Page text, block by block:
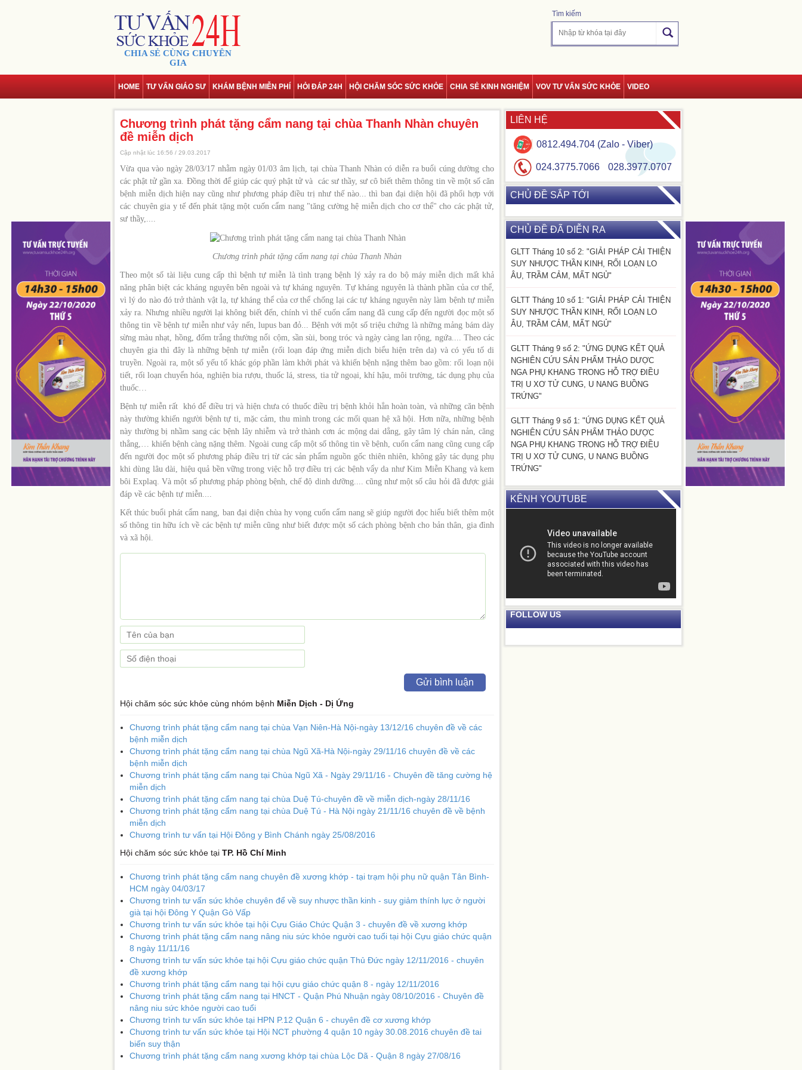
CHIA SẺ CÙNG CHUYÊN
GIA
Tìm kiếm
HOME TƯ VẤN GIÁO SƯ KHÁM BỆNH MIỄN PHÍ HỎI ĐÁP 24H HỘI CHĂM SÓC SỨC KHỎE CHIA SẺ KINH NGHIỆM VOV TƯ VẤN SỨC KHỎE VIDEO
Chương trình phát tặng cẩm nang tại chùa Thanh Nhàn chuyên
đề miễn dịch
Cập nhật lúc 16:56 / 29.03.2017
Vừa qua vào ngày 28/03/17 nhằm ngày 01/03 âm lịch, tại chùa Thanh Nhàn có diễn ra buổi cúng dường cho
các phật tử gần xa. Đồng thời để giúp các quý phật tử và các sư thầy, sư cô biết thêm thông tin về một số căn
bệnh miễn dịch hiện nay cũng như phương pháp điều trị như thế nào... thì ban đại diện hội đã phối hợp với
các chuyên gia y tế đến phát tặng một cuốn cẩm nang "tăng cường hệ miễn dịch cho cơ thể" cho các phật tử,
sư thầy,....
Chương trình phát tặng cẩm nang tại chùa Thanh Nhàn
Theo một số tài liệu cung cấp thì bệnh tự miễn là tình trạng bệnh lý xảy ra do bộ máy miễn dịch mất khả
năng phân biệt các kháng nguyên bên ngoài và tự kháng nguyên. Tự kháng nguyên là thành phần của cơ thể,
vì lý do nào đó trở thành vật lạ, tự kháng thể của cơ thể chống lại các tự kháng nguyên này làm bệnh tự miễn
xảy ra. Nhưng nhiều người lại không biết đến, chính vì thế cuốn cẩm nang đã cung cấp đến người đọc một số
thông tin về bệnh tự miễn như vảy nến, lupus ban đỏ... Bệnh với một số triệu chứng là những mảng bám dày
sừng màu nhạt, hồng, đốm trắng thường nổi cộm, sần sùi, bong tróc và ngày càng lan rộng, ngứa.... Theo các
chuyên gia thì đây là những bệnh tự miễn (rối loạn đáp ứng miễn dịch biểu hiện trên da) và có yếu tố di
truyền. Ngoài ra, một số yếu tố khác góp phần làm khởi phát và khiến bệnh nặng thêm bao gồm: rối loạn nội
tiết, rối loạn chuyển hóa, nghiện bia rượu, thuốc lá, stress, tia tử ngoại, khí hậu, môi trường, tác dụng phụ của
thuốc…
Bệnh tự miễn rất khó để điều trị và hiện chưa có thuốc điều trị bệnh khỏi hẳn hoàn toàn, và những căn bệnh
này thường khiến người bệnh tự ti, mặc cảm, thu mình trong các mối quan hệ xã hội. Hơn nữa, những bệnh
này thường bị nhầm sang các bệnh lây nhiễm và trở thành cơn ác mộng dai dẳng, gây tâm lý chán nản, căng
thẳng,… khiến bệnh càng nặng thêm. Ngoài cung cấp một số thông tin về bệnh, cuốn cẩm nang cũng cung cấp
đến người đọc một số phương pháp điều trị từ các sản phẩm nguồn gốc thiên nhiên, không gây tác dụng phụ
khi dùng lâu dài, hiệu quả bền vững trong việc hỗ trợ điều trị các bệnh vẩy da như Kim Miễn Khang và kem
bôi Explaq. Và một số phương pháp phòng bệnh, chế độ dinh dưỡng.... cũng như một số câu hỏi đã được giải
đáp về các bệnh tự miễn....
Kết thúc buổi phát cẩm nang, ban đại diện chùa hy vọng cuốn cẩm nang sẽ giúp người đọc hiểu biết thêm một
số thông tin hữu ích về các bệnh tự miễn cũng như biết được một số cách phòng bệnh cho bản thân, gia đình
và xã hội.
Gửi bình luận
Hội chăm sóc sức khỏe cùng nhóm bệnh Miễn Dịch - Dị Ứng
Chương trình phát tặng cẩm nang tại chùa Vạn Niên-Hà Nội-ngày 13/12/16 chuyên đề về các
bệnh miễn dịch
Chương trình phát tặng cẩm nang tại chùa Ngũ Xã-Hà Nội-ngày 29/11/16 chuyên đề về các
bệnh miễn dịch
Chương trình phát tặng cẩm nang tại Chùa Ngũ Xã - Ngày 29/11/16 - Chuyên đề tăng cường hệ
miễn dịch
Chương trình phát tặng cẩm nang tại chùa Duệ Tú-chuyên đề về miễn dịch-ngày 28/11/16
Chương trình phát tặng cẩm nang tại chùa Duệ Tú - Hà Nội ngày 21/11/16 chuyên đề về bệnh
miễn dịch
Chương trình tư vấn tại Hội Đông y Bình Chánh ngày 25/08/2016
Hội chăm sóc sức khỏe tại TP. Hồ Chí Minh
Chương trình phát tặng cẩm nang chuyên đề xương khớp - tại trạm hội phụ nữ quận Tân Bình-
HCM ngày 04/03/17
Chương trình tư vấn sức khỏe chuyên để về suy nhược thần kinh - suy giảm thính lực ở người
già tại hội Đông Y Quận Gò Vấp
Chương trình tư vấn sức khỏe tại hội Cựu Giáo Chức Quận 3 - chuyên đề về xương khớp
Chương trình phát tặng cẩm nang nâng niu sức khỏe người cao tuổi tại hội Cựu giáo chức quận
8 ngày 11/11/16
Chương trình tư vấn sức khỏe tại hội Cựu giáo chức quận Thủ Đức ngày 12/11/2016 - chuyên
đề xương khớp
Chương trình phát tặng cẩm nang tại hội cựu giáo chức quận 8 - ngày 12/11/2016
Chương trình phát tặng cẩm nang tại HNCT - Quận Phú Nhuận ngày 08/10/2016 - Chuyên đề
nâng niu sức khỏe người cao tuổi
Chương trình tư vấn sức khỏe tại HPN P.12 Quận 6 - chuyên đề cơ xương khớp
Chương trình tư vấn sức khỏe tại Hội NCT phường 4 quận 10 ngày 30.08.2016 chuyên đề tai
biến suy thận
Chương trình phát tặng cẩm nang xương khớp tại chùa Lộc Dã - Quận 8 ngày 27/08/16
LIÊN HỆ
0812.494.704 (Zalo - Viber)
024.3775.7066 028.3977.0707
CHỦ ĐỀ SẮP TỚI
CHỦ ĐỀ ĐÃ DIỄN RA
GLTT Tháng 10 số 2: "GIẢI PHÁP CẢI THIỆN
SUY NHƯỢC THẦN KINH, RỐI LOẠN LO
ÂU, TRẦM CẢM, MẤT NGỦ"
GLTT Tháng 10 số 1: "GIẢI PHÁP CẢI THIỆN
SUY NHƯỢC THẦN KINH, RỐI LOẠN LO
ÂU, TRẦM CẢM, MẤT NGỦ"
GLTT Tháng 9 số 2: "ỨNG DỤNG KẾT QUẢ
NGHIÊN CỨU SẢN PHẨM THẢO DƯỢC
NGA PHỤ KHANG TRONG HỖ TRỢ ĐIỀU
TRỊ U XƠ TỬ CUNG, U NANG BUỒNG
TRỨNG"
GLTT Tháng 9 số 1: "ỨNG DỤNG KẾT QUẢ
NGHIÊN CỨU SẢN PHẨM THẢO DƯỢC
NGA PHỤ KHANG TRONG HỖ TRỢ ĐIỀU
TRỊ U XƠ TỬ CUNG, U NANG BUỒNG
TRỨNG"
KÊNH YOUTUBE
FOLLOW US